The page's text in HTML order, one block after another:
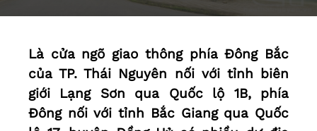
Là cửa ngõ giao thông phía Đông Bắc
của TP. Thái Nguyên nối với tỉnh biên
giới Lạng Sơn qua Quốc lộ 1B, phía
Đông nối với tỉnh Bắc Giang qua Quốc